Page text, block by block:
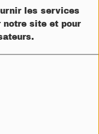
les services
notre site et pour